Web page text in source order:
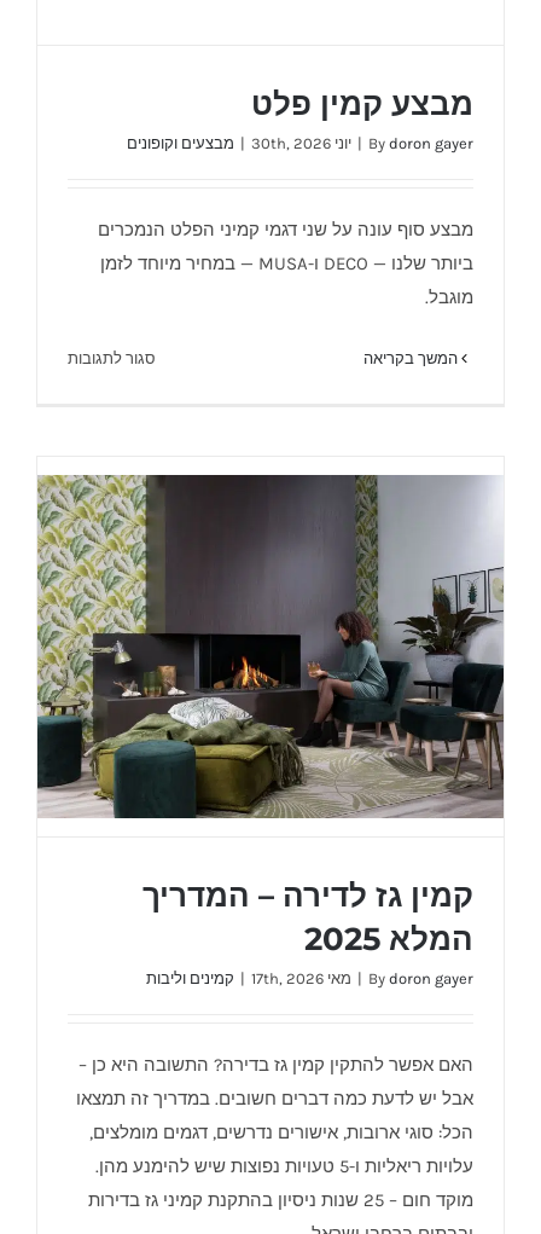
מבצע קמין פלט
מבצע קמין פלט
By doron gayer
| יוני 30th, 2026 | מבצעים וקופונים
מבצע סוף עונה על שני דגמי קמיני הפלט הנמכרים
ביותר שלנו — DECO ו-MUSA — במחיר מיוחד לזמן
מוגבל.
המשך בקריאה סגור לתגובותעל
קמין גז לדירה – המדריך המלא 2025
קמין גז לדירה – המדריך
המלא 2025
By doron gayer
| מאי 17th, 2026 | קמינים וליבות
האם אפשר להתקין קמין גז בדירה? התשובה היא כן –
אבל יש לדעת כמה דברים חשובים. במדריך זה תמצאו
הכל: סוגי ארובות, אישורים נדרשים, דגמים מומלצים,
עלויות ריאליות ו-5 טעויות נפוצות שיש להימנע מהן.
מוקד חום – 25 שנות ניסיון בהתקנת קמיני גז בדירות